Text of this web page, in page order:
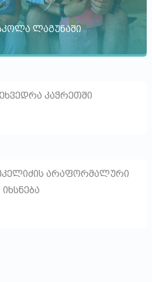
ლაგუნაში
კაჭრეთში
არაფორმალური